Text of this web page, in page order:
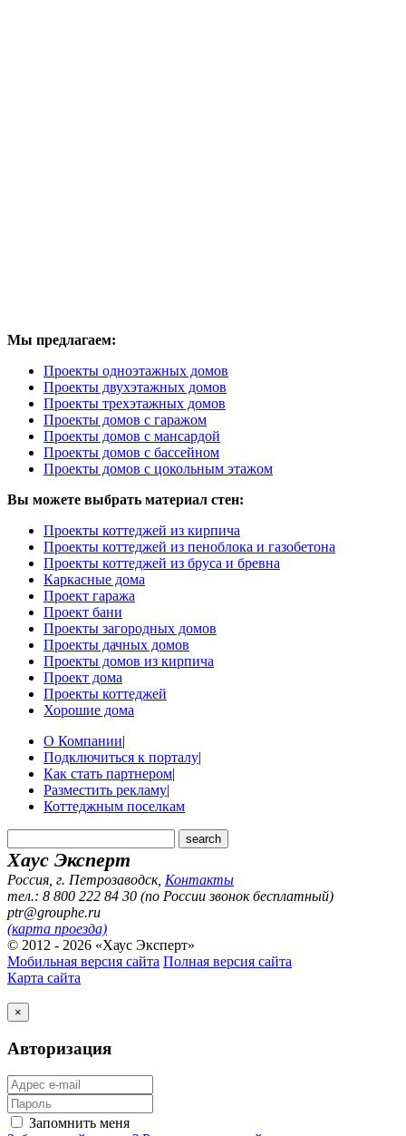
Мы предлагаем:
Проекты одноэтажных домов
Проекты двухэтажных домов
Проекты трехэтажных домов
Проекты домов с гаражом
Проекты домов с мансардой
Проекты домов с бассейном
Проекты домов с цокольным этажом
Вы можете выбрать материал стен:
Проекты коттеджей из кирпича
Проекты коттеджей из пеноблока и газобетона
Проекты коттеджей из бруса и бревна
Каркасные дома
Проект гаража
Проект бани
Проекты загородных домов
Проекты дачных домов
Проекты домов из кирпича
Проект дома
Проекты коттеджей
Хорошие дома
О Компании|
Подключиться к порталу|
Как стать партнером|
Разместить рекламу|
Коттеджным поселкам
Хаус Эксперт
Россия, г. Петрозаводск, Контакты
тел.: 8 800 222 84 30 (по России звонок бесплатный)
ptr@grouphe.ru
(карта проезда)
© 2012 - 2026 «Хаус Эксперт»
Мобильная версия сайта Полная версия сайта
Карта сайта
×
Авторизация
Запомнить меня